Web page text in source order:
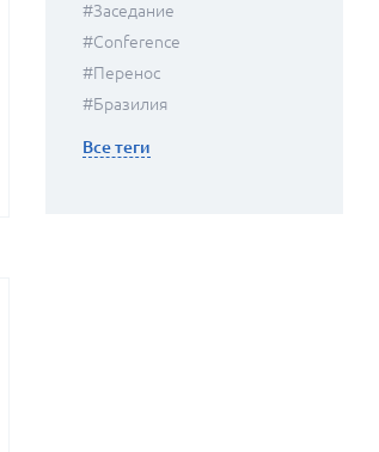
#заседание
#conference
#перенос
#Бразилия
Все теги